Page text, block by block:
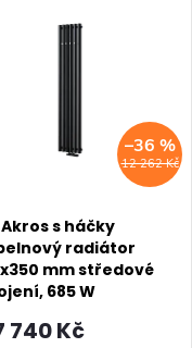
12 262 Kč
–36 %
s háčky
radiátor
mm středové
685 W
740 Kč